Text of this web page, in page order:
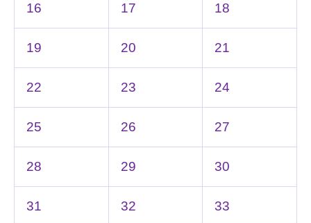
16 17 18
19 20 21
22 23 24
25 26 27
28 29 30
31 32 33